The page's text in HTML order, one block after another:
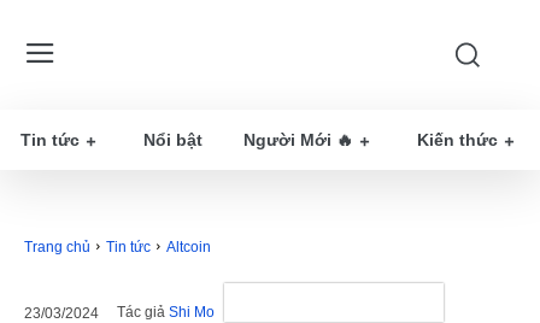
Tin tức Nổi bật Người Mới 🔥 Kiến thức
Trang chủ Tin tức Altcoin
23/03/2024 Tác giả Shi Mo